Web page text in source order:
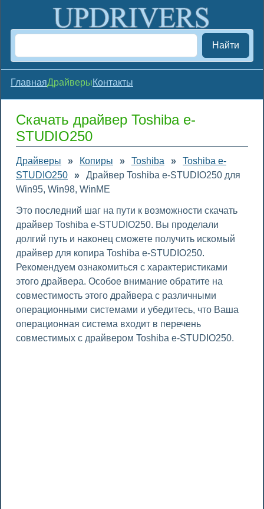
Найти
ГлавнаяДрайверыКонтакты
Скачать драйвер Toshiba e-
STUDIO250
Драйверы » Копиры » Toshiba »
Toshiba e-
STUDIO250
»
Драйвер Toshiba e-STUDIO250 для
Win95, Win98, WinME
Это последний шаг на пути к возможности скачать
драйвер Toshiba e-STUDIO250. Вы проделали
долгий путь и наконец сможете получить искомый
драйвер для копира Toshiba e-STUDIO250.
Рекомендуем ознакомиться с характеристиками
этого драйвера. Особое внимание обратите на
совместимость этого драйвера с различными
операционными системами и убедитесь, что Ваша
операционная система входит в перечень
совместимых с драйвером Toshiba e-STUDIO250.